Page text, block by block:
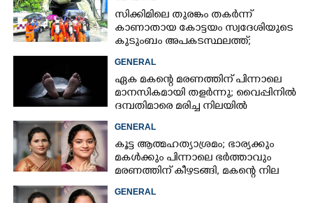
സിക്കിമിലെ തുരങ്കം തകർന്ന്
കാണാതായ കോട്ടയം സ്വദേശിയുടെ
കുടുംബം അപകടസ്ഥലത്ത്;
രക്ഷാപ്രവർത്തനം ദുഷ്‌കരമെന്ന്
വിവരം
GENERAL
ഏക മകന്റെ മരണത്തിന് പിന്നാലെ
മാനസികമായി തളർന്നു; വൈപ്പിനിൽ
ദമ്പതിമാരെ മരിച്ച നിലയിൽ
കണ്ടെത്തി
GENERAL
കൂട്ട ആത്മഹത്യാശ്രമം; ഭാര്യക്കും
മകൾക്കും പിന്നാലെ ഭർത്താവും
മരണത്തിന് കീഴടങ്ങി, മകന്റെ നില
അതീവ ഗുരുതരം
GENERAL